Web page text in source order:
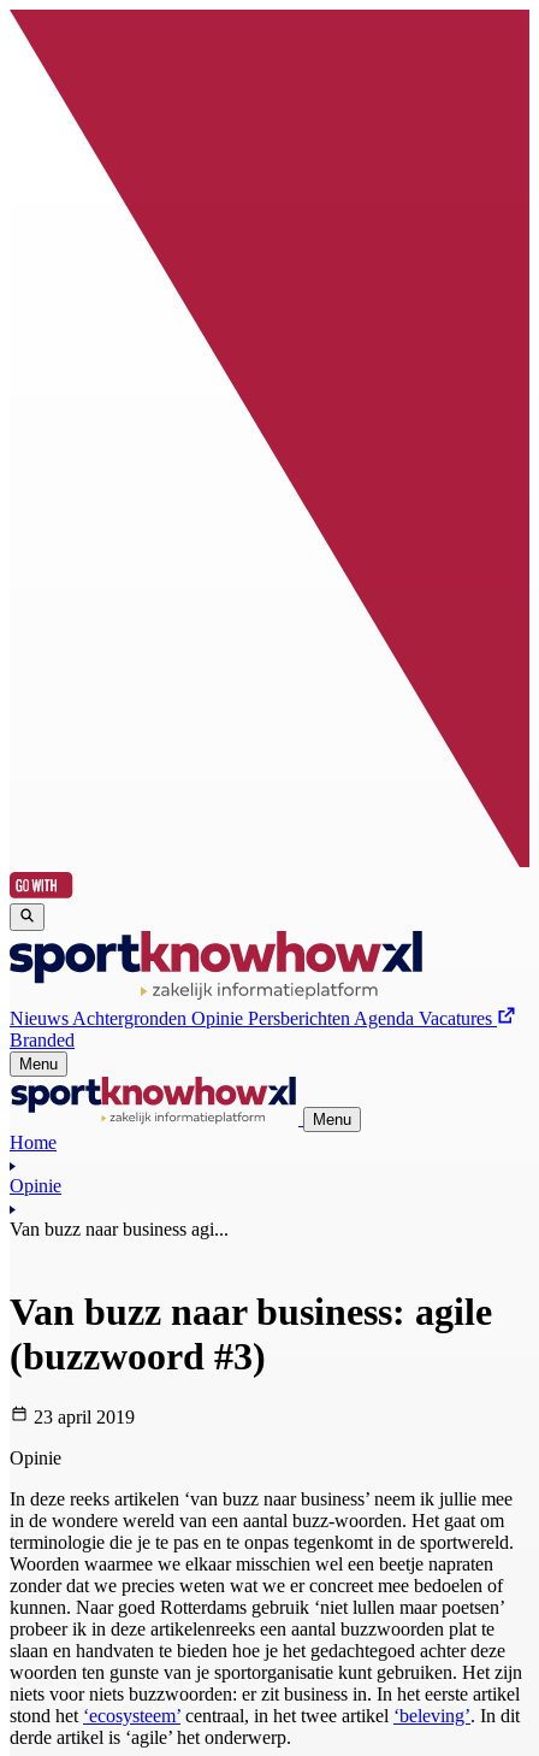
Nieuws Achtergronden Opinie Persberichten Agenda Vacatures
Branded
Menu
Menu
Home
Opinie
Van buzz naar business agi...
Van buzz naar business: agile
(buzzwoord #3)
23 april 2019
Opinie
In deze reeks artikelen ‘van buzz naar business’ neem ik jullie mee
in de wondere wereld van een aantal buzz-woorden. Het gaat om
terminologie die je te pas en te onpas tegenkomt in de sportwereld.
Woorden waarmee we elkaar misschien wel een beetje napraten
zonder dat we precies weten wat we er concreet mee bedoelen of
kunnen. Naar goed Rotterdams gebruik ‘niet lullen maar poetsen’
probeer ik in deze artikelenreeks een aantal buzzwoorden plat te
slaan en handvaten te bieden hoe je het gedachtegoed achter deze
woorden ten gunste van je sportorganisatie kunt gebruiken. Het zijn
niets voor niets buzzwoorden: er zit business in. In het eerste artikel
stond het ‘ecosysteem’ centraal, in het twee artikel ‘beleving’. In dit
derde artikel is ‘agile’ het onderwerp.